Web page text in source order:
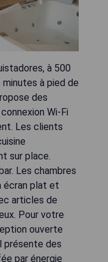
à 500
à pied de
des
Wi-Fi
Les clients
sur place.
Les chambres
écran plat et
articles de
Pour votre
ouverte
présente des
par énergie